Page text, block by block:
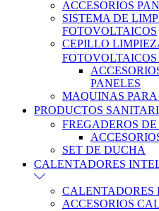
ACCESORIOS
SISTEMA DE
FOTOVOLTAICOS
CEPILLO
FOTOVOLTAICOS
PANELES
MAQUINAS PARA
PRODUCTOS
FREGADEROS
SET DE DUCHA
CALENTADORES
CALENTADORES
ACCESORIOS